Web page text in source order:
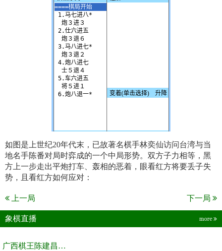
如图是上世纪20年代末，已故著名棋手林奕仙访问台湾与当
地名手陈番对局时弈成的一个中局形势。双方子力相等，黑
方上一步走出平炮打车、轰相的恶着，眼看红方将要丢子失
势，且看红方如何应对：
上一局 下一局
象棋直播 more
广西棋王陈建昌直播间